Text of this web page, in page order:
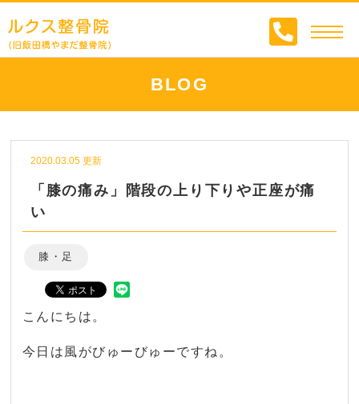
BLOG
2020.03.05 更新
「膝の痛み」階段の上り下りや正座が痛
い
膝・足
こんにちは。
今日は風がびゅーびゅーですね。